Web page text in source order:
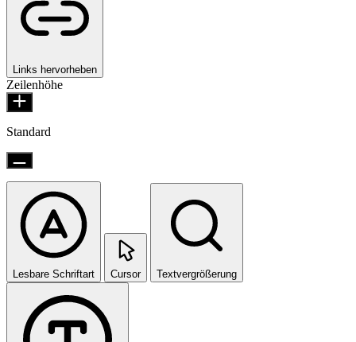
Links hervorheben
Zeilenhöhe
Standard
Lesbare Schriftart Cursor Textvergrößerung